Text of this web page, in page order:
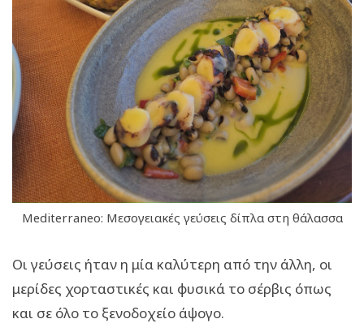
Mediterraneo: Μεσογειακές γεύσεις δίπλα στη θάλασσα
Οι γεύσεις ήταν η μία καλύτερη από την άλλη, οι
μερίδες χορταστικές και φυσικά το σέρβις όπως
και σε όλο το ξενοδοχείο άψογο.